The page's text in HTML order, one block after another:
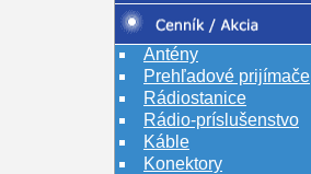
Antény
Prehľadové prijímače
Rádiostanice
Rádio-príslušenstvo
Káble
Konektory